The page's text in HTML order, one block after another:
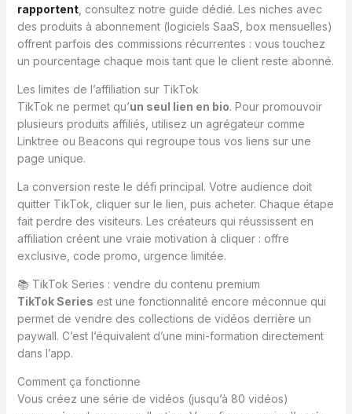
rapportent, consultez notre guide dédié. Les niches avec
des produits à abonnement (logiciels SaaS, box mensuelles)
offrent parfois des commissions récurrentes : vous touchez
un pourcentage chaque mois tant que le client reste abonné.
Les limites de l’affiliation sur TikTok
TikTok ne permet qu’un seul lien en bio. Pour promouvoir
plusieurs produits affiliés, utilisez un agrégateur comme
Linktree ou Beacons qui regroupe tous vos liens sur une
page unique.
La conversion reste le défi principal. Votre audience doit
quitter TikTok, cliquer sur le lien, puis acheter. Chaque étape
fait perdre des visiteurs. Les créateurs qui réussissent en
affiliation créent une vraie motivation à cliquer : offre
exclusive, code promo, urgence limitée.
📚 TikTok Series : vendre du contenu premium
TikTok Series est une fonctionnalité encore méconnue qui
permet de vendre des collections de vidéos derrière un
paywall. C’est l’équivalent d’une mini-formation directement
dans l’app.
Comment ça fonctionne
Vous créez une série de vidéos (jusqu’à 80 vidéos)